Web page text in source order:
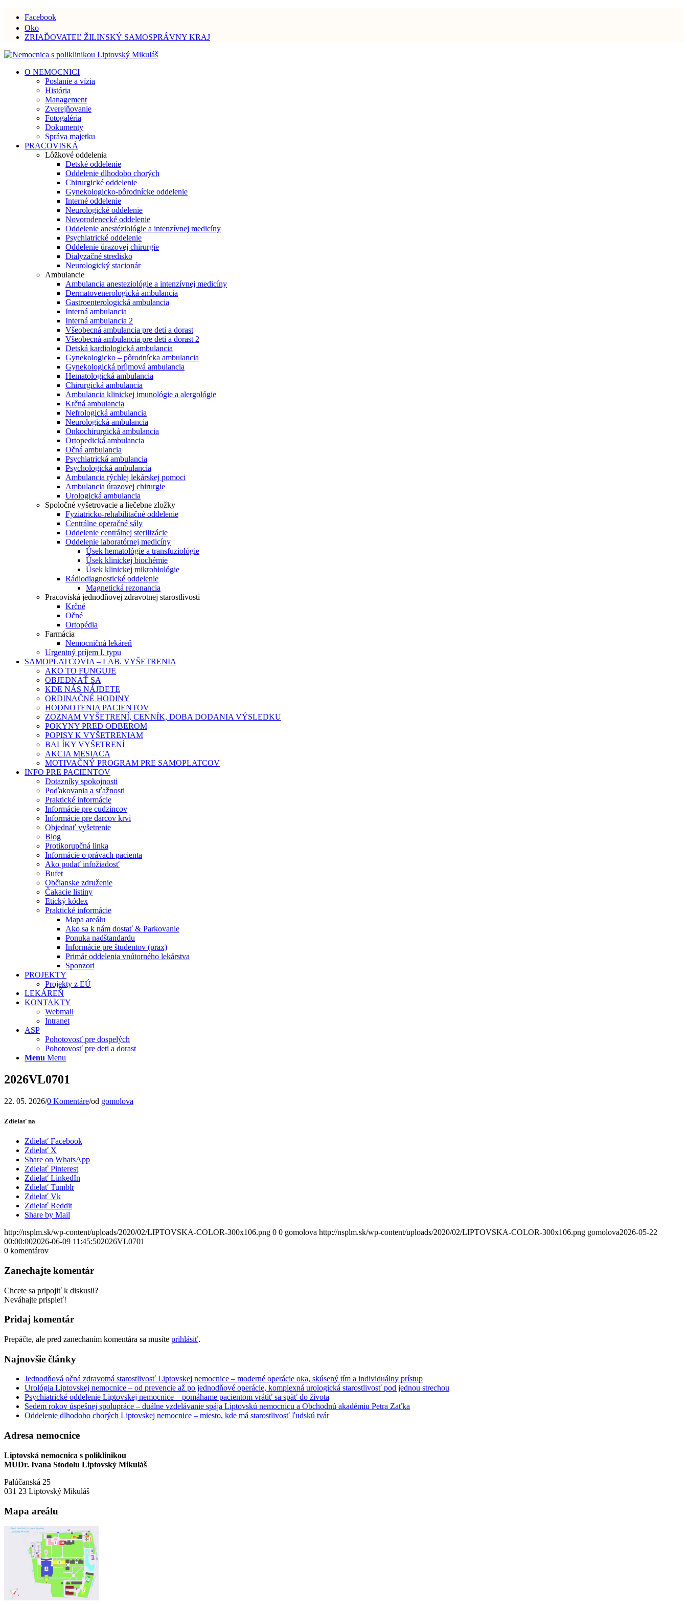
Facebook
Oko
ZRIAĎOVATEĽ ŽILINSKÝ SAMOSPRÁVNY KRAJ
O NEMOCNICI
Poslanie a vízia
História
Management
Zverejňovanie
Fotogaléria
Dokumenty
Správa majetku
PRACOVISKÁ
Lôžkové oddelenia
Detské oddelenie
Oddelenie dlhodobo chorých
Chirurgické oddelenie
Gynekologicko-pôrodnícke oddelenie
Interné oddelenie
Neurologické oddelenie
Novorodenecké oddelenie
Oddelenie anestéziológie a intenzívnej medicíny
Psychiatrické oddelenie
Oddelenie úrazovej chirurgie
Dialyzačné stredisko
Neurologický stacionár
Ambulancie
Ambulancia anesteziológie a intenzívnej medicíny
Dermatovenerologická ambulancia
Gastroenterologická ambulancia
Interná ambulancia
Interná ambulancia 2
Všeobecná ambulancia pre deti a dorast
Všeobecná ambulancia pre deti a dorast 2
Detská kardiologická ambulancia
Gynekologicko – pôrodnícka ambulancia
Gynekologická príjmová ambulancia
Hematologická ambulancia
Chirurgická ambulancia
Ambulancia klinickej imunológie a alergológie
Krčná ambulancia
Nefrologická ambulancia
Neurologická ambulancia
Onkochirurgická ambulancia
Ortopedická ambulancia
Očná ambulancia
Psychiatrická ambulancia
Psychologická ambulancia
Ambulancia rýchlej lekárskej pomoci
Ambulancia úrazovej chirurgie
Urologická ambulancia
Spoločné vyšetrovacie a liečebne zložky
Fyziatricko-rehabilitačné oddelenie
Centrálne operačné sály
Oddelenie centrálnej sterilizácie
Oddelenie laboratórnej medicíny
Úsek hematológie a transfuziológie
Úsek klinickej biochémie
Úsek klinickej mikrobiológie
Rádiodiagnostické oddelenie
Magnetická rezonancia
Pracoviská jednodňovej zdravotnej starostlivosti
Krčné
Očné
Ortopédia
Farmácia
Nemocničná lekáreň
Urgentný príjem I. typu
SAMOPLATCOVIA – LAB. VYŠETRENIA
AKO TO FUNGUJE
OBJEDNAŤ SA
KDE NÁS NÁJDETE
ORDINAČNÉ HODINY
HODNOTENIA PACIENTOV
ZOZNAM VYŠETRENÍ, CENNÍK, DOBA DODANIA VÝSLEDKU
POKYNY PRED ODBEROM
POPISY K VYŠETRENIAM
BALÍKY VYŠETRENÍ
AKCIA MESIACA
MOTIVAČNÝ PROGRAM PRE SAMOPLATCOV
INFO PRE PACIENTOV
Dotazníky spokojnosti
Poďakovania a sťažnosti
Praktické informácie
Informácie pre cudzincov
Informácie pre darcov krvi
Objednať vyšetrenie
Blog
Protikorupčná linka
Informácie o právach pacienta
Ako podať infožiadosť
Bufet
Občianske združenie
Čakacie listiny
Etický kódex
Praktické informácie
Mapa areálu
Ako sa k nám dostať & Parkovanie
Ponuka nadštandardu
Informácie pre študentov (prax)
Primár oddelenia vnútorného lekárstva
Sponzori
PROJEKTY
Projekty z EÚ
LEKÁREŇ
KONTAKTY
Webmail
Intranet
ASP
Pohotovosť pre dospelých
Pohotovosť pre deti a dorast
Menu Menu
2026VL0701
22. 05. 2026/0 Komentáre/od gomolova
Zdielať na
Zdielať Facebook
Zdielať X
Share on WhatsApp
Zdielať Pinterest
Zdielať LinkedIn
Zdielať Tumblr
Zdielať Vk
Zdielať Reddit
Share by Mail
http://nsplm.sk/wp-content/uploads/2020/02/LIPTOVSKA-COLOR-300x106.png 0 0 gomolova http://nsplm.sk/wp-content/uploads/2020/02/LIPTOVSKA-COLOR-300x106.png gomolova2026-05-22
00:00:002026-06-09 11:45:502026VL0701
0 komentárov
Zanechajte komentár
Chcete sa pripojiť k diskusii?
Neváhajte prispieť!
Pridaj komentár
Prepáčte, ale pred zanechaním komentára sa musíte prihlásiť.
Najnovšie články
Jednodňová očná zdravotná starostlivosť Liptovskej nemocnice – moderné operácie oka, skúsený tím a individuálny prístup
Urológia Liptovskej nemocnice – od prevencie až po jednodňové operácie, komplexná urologická starostlivosť pod jednou strechou
Psychiatrické oddelenie Liptovskej nemocnice – pomáhame pacientom vrátiť sa späť do života
Sedem rokov úspešnej spolupráce – duálne vzdelávanie spája Liptovskú nemocnicu a Obchodnú akadémiu Petra Zaťka
Oddelenie dlhodobo chorých Liptovskej nemocnice – miesto, kde má starostlivosť ľudskú tvár
Adresa nemocnice
Liptovská nemocnica s poliklinikou
MUDr. Ivana Stodolu Liptovský Mikuláš
Palúčanská 25
031 23 Liptovský Mikuláš
Mapa areálu